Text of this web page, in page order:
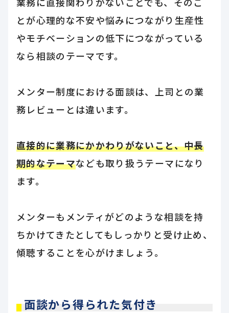
とが心理的な不安や悩みにつながり生産性
やモチベーションの低下につながっている
なら相談のテーマです。
メンター制度における面談は、上司との業
務レビューとは違います。
直接的に業務にかかわりがないこと、中長
期的なテーマなども取り扱うテーマになり
ます。
メンターもメンティがどのような相談を持
ちかけてきたとしてもしっかりと受け止め、
傾聴することを心がけましょう。
面談から得られた気付き